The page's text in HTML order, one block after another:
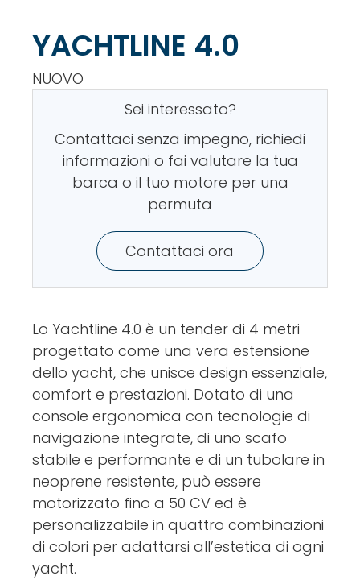
YACHTLINE 4.0
NUOVO
Sei interessato?
Contattaci senza impegno, richiedi
informazioni o fai valutare la tua
barca o il tuo motore per una
permuta
Contattaci ora
Lo Yachtline 4.0 è un tender di 4 metri
progettato come una vera estensione
dello yacht, che unisce design essenziale,
comfort e prestazioni. Dotato di una
console ergonomica con tecnologie di
navigazione integrate, di uno scafo
stabile e performante e di un tubolare in
neoprene resistente, può essere
motorizzato fino a 50 CV ed è
personalizzabile in quattro combinazioni
di colori per adattarsi all’estetica di ogni
yacht.